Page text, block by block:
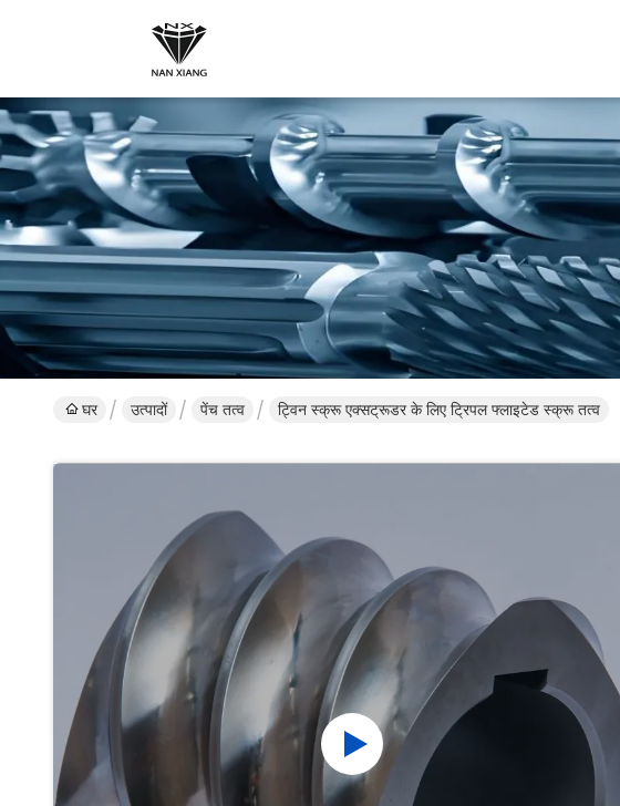
घर उत्पादों पेंच तत्व ट्विन स्क्रू एक्सट्रूडर के लिए ट्रिपल फ्लाइटेड स्क्रू तत्व